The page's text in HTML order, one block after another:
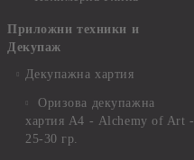
Приложни техники и
Декупаж
Декупажна хартия
Оризова декупажна
хартия А4 - Alchemy of Art -
25-30 гр.